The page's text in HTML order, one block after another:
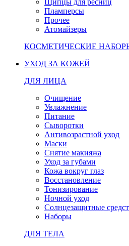
Щипцы для ресниц
Пламперсы
Прочее
Атомайзеры
КОСМЕТИЧЕСКИЕ
УХОД ЗА КОЖЕЙ
ДЛЯ ЛИЦА
Очищение
Увлажнение
Питание
Сыворотки
Антивозрастной уход
Маски
Снятие макияжа
Уход за губами
Кожа вокруг глаз
Восстановление
Тонизирование
Ночной уход
Солнцезащитные
Наборы
ДЛЯ ТЕЛА